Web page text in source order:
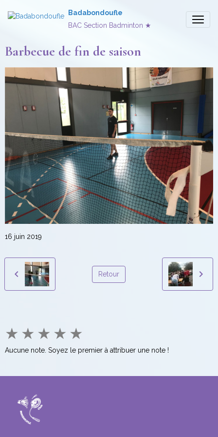
Badabondoufle
BAC Section Badminton ★
Barbecue de fin de saison
16 juin 2019
Retour
★ ★ ★ ★ ★
Aucune note. Soyez le premier à attribuer une note !